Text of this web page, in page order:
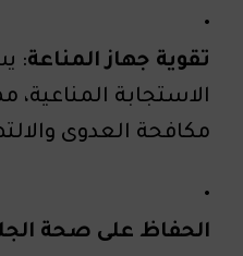
تقوية جهاز المناعة:
الاستجابة
مكافحة العدوى
الحفاظ على صحة